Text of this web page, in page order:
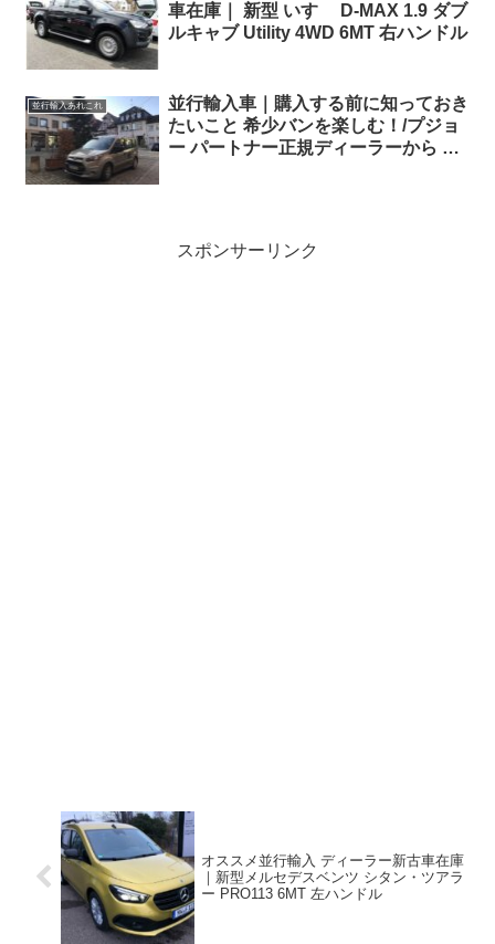
車在庫｜ 新型 いすゞ D-MAX 1.9 ダブ
ルキャブ Utility 4WD 6MT 右ハンドル
並行輸入あれこれ
並行輸入車｜購入する前に知っておき
たいこと 希少バンを楽しむ！/プジョ
ー パートナー正規ディーラーから ド
スポンサーリンク
オススメ並行輸入 ディーラー新古車在庫
｜新型メルセデスベンツ シタン・ツアラ
ー PRO113 6MT 左ハンドル